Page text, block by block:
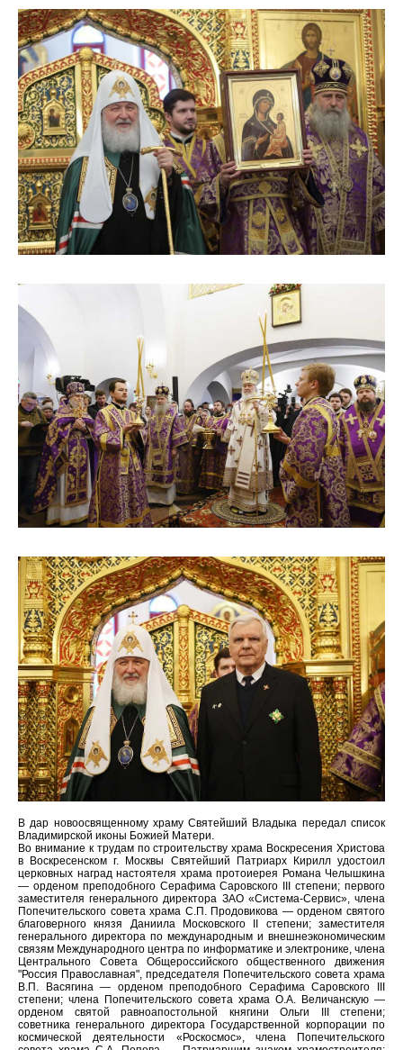
В дар новоосвященному храму Святейший Владыка передал список
Владимирской иконы Божией Матери.
Во внимание к трудам по строительству храма Воскресения Христова
в Воскресенском г. Москвы Святейший Патриарх Кирилл удостоил
церковных наград настоятеля храма протоиерея Романа Челышкина
— орденом преподобного Серафима Саровского III степени; первого
заместителя генерального директора ЗАО «Система-Сервис», члена
Попечительского совета храма С.П. Продовикова — орденом святого
благоверного князя Даниила Московского II степени; заместителя
генерального директора по международным и внешнеэкономическим
связям Международного центра по информатике и электронике, члена
Центрального Совета Общероссийского общественного движения
"Россия Православная", председателя Попечительского совета храма
В.П. Васягина — орденом преподобного Серафима Саровскогo III
степени; члена Попечительского совета храма О.А. Величанскую —
орденом святой равноапостольной княгини Ольги III степени;
советника генерального директора Государственной корпорации по
космической деятельности «Роскосмос», члена Попечительского